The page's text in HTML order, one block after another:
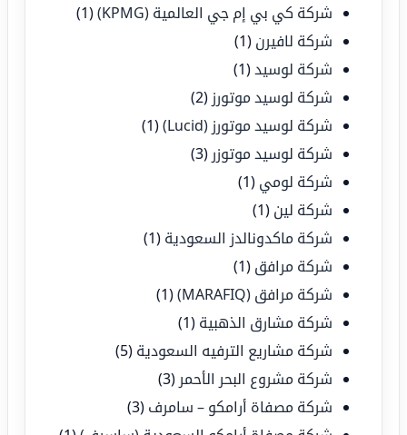
شركة كي بي إم جي العالمية (KPMG)
(1)
شركة لافيرن (1)
شركة لوسيد(1)
شركة لوسيد موتورز (2)
شركة لوسيد موتورز (Lucid)
(1)
شركة لوسيد موتوزر (3)
شركة لومي (1)
شركة لين (1)
شركة ماكدونالدز السعودية (1)
شركة مرافق (1)
شركة مرافق (MARAFIQ)
(1)
شركة مشارق الذهبية (1)
شركة مشاريع الترفيه السعودية (5)
شركة مشروع البحر الأحمر (3)
شركة مصفاة أرامكو – سامرف (3)